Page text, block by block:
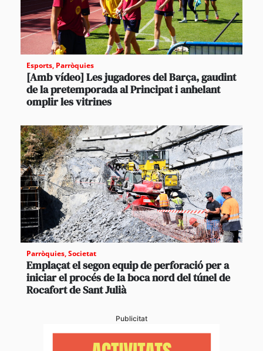
Esports, Parròquies
[Amb vídeo] Les jugadores del Barça, gaudint
de la pretemporada al Principat i anhelant
omplir les vitrines
Parròquies,Societat
Emplaçat el segon equip de perforació per a
iniciar el procés de la boca nord del túnel de
Rocafort de Sant Julià
Publicitat